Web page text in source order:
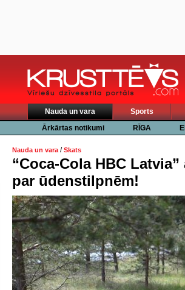
Nauda un vara Sports
Ārkārtas notikumi
RĪGA
Nauda un vara/Skats
“Coca-Cola HBC
par ūdenstilpnēm!